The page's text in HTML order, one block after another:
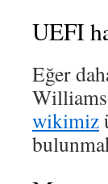
UEFI
Eğer
wikimiz